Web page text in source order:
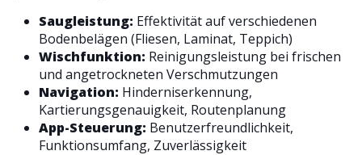
Saugleistung: Effektivität auf verschiedenen
Bodenbelägen (Fliesen, Laminat, Teppich)
Wischfunktion: Reinigungsleistung bei frischen
und angetrockneten Verschmutzungen
Navigation: Hinderniserkennung,
Kartierungsgenauigkeit, Routenplanung
App-Steuerung: Benutzerfreundlichkeit,
Funktionsumfang, Zuverlässigkeit